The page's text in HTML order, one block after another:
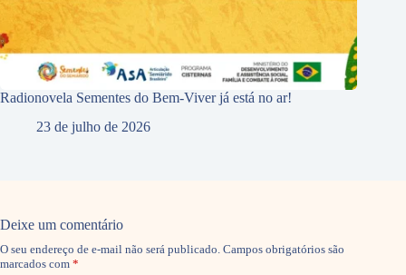
Radionovela Sementes do Bem-Viver já está no ar!
23 de julho de 2026
Deixe um comentário
O seu endereço de e-mail não será publicado. Campos obrigatórios são
marcados com *